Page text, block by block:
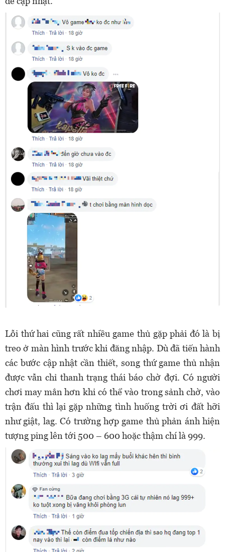
Lỗi thứ hai cũng rất nhiều game thủ gặp phải đó là bị
treo ở màn hình trước khi đăng nhập. Dù đã tiến hành
các bước cập nhật cần thiết, song thứ game thủ nhận
được vẫn chỉ thanh trạng thái báo chờ đợi. Có người
chơi may mắn hơn khi có thể vào trong sảnh chờ, vào
trận đấu thì lại gặp những tình huống trời ơi đất hỡi
như giật, lag. Có trường hợp game thủ phản ánh hiện
tượng ping lên tới 500 – 600 hoặc thậm chí là 999.